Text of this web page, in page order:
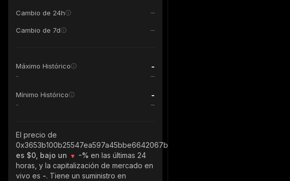
Cambio de 24h
Cambio de 7d
Máximo Histórico -
-
Mínimo Histórico -
-
El precio de
0x3653b100b25547ea597a45bbe6642067b8fff631_binance_smart
es $0, bajo un
-% en las últimas 24
horas, y la capitalización de mercado en
vivo es -. Tiene un suministro en